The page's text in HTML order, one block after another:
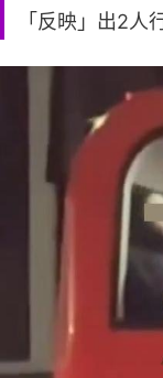
「反映」出2人